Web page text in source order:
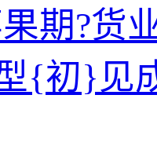
期?货
{初}见